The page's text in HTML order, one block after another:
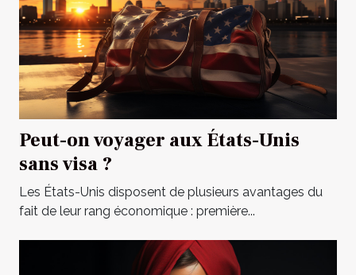
Peut-on voyager aux États-Unis
sans visa ?
Les États-Unis disposent de plusieurs avantages du
fait de leur rang économique : première...